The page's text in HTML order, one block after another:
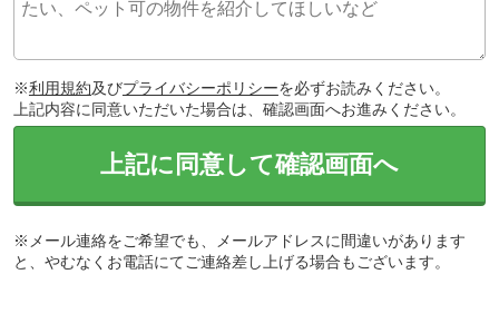
※利用規約及びプライバシーポリシーを必ずお読みください。
上記内容に同意いただいた場合は、確認画面へお進みください。
上記に同意して確認画面へ
※メール連絡をご希望でも、メールアドレスに間違いがあります
と、やむなくお電話にてご連絡差し上げる場合もございます。